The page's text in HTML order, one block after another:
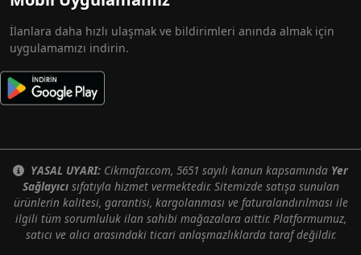
İlanlara daha hızlı ulaşmak ve bildirimleri anında almak için
uygulamamızı indirin.
YASAL UYARI: Cikmafar.com, 5651 sayılı kanun kapsamında Yer
Sağlayıcısıfatıyla hizmet vermektedir. Sitemizde satışa sunulan
ürünlerin kalitesi, garantisi, kargolanması ve faturalandırılması ile
ilgili tüm sorumluluk ilan sahibi mağazalara aittir. Platformumuz,
satıcı ve alıcı arasındaki ticari anlaşmazlıklarda taraf değildir.